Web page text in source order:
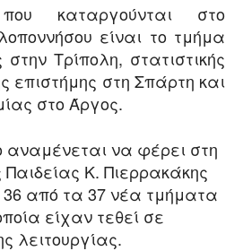
καταργούνται στο
είναι το τμήμα
Τρίπολη, στατιστικής
επιστήμης στη Σπάρτη και
στο Άργος.
αναμένεται να φέρει στη
Κ. Πιερρακάκης
από τα 37 νέα τμήματα
είχαν τεθεί σε
λειτουργίας.